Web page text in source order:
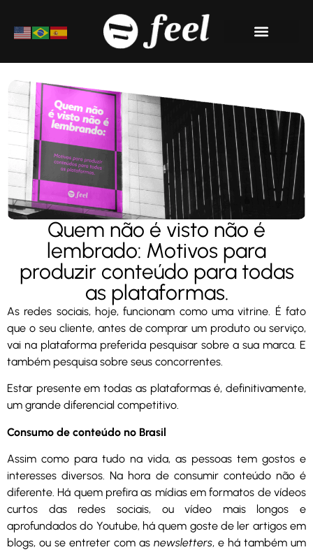
Quem não é visto não é
lembrado: Motivos para
produzir conteúdo para todas
as plataformas.
As redes sociais, hoje, funcionam como uma vitrine. É fato
que o seu cliente, antes de comprar um produto ou serviço,
vai na plataforma preferida pesquisar sobre a sua marca. E
também pesquisa sobre seus concorrentes.
Estar presente em todas as plataformas é, definitivamente,
um grande diferencial competitivo.
Consumo de conteúdo no Brasil
Assim como para tudo na vida, as pessoas tem gostos e
interesses diversos. Na hora de consumir conteúdo não é
diferente. Há quem prefira as mídias em formatos de vídeos
curtos das redes sociais, ou vídeo mais longos e
aprofundados do Youtube, há quem goste de ler artigos em
blogs, ou se entreter com as newsletters, e há também um